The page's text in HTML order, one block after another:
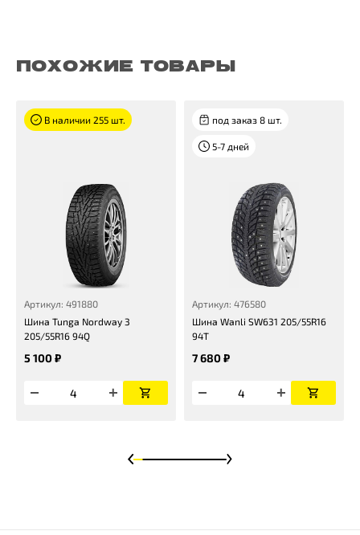
ПОХОЖИЕ ТОВАРЫ
В наличии 255 шт.
Артикул: 491880
Шина Tunga Nordway 3
205/55R16 94Q
5 100 ₽
под заказ 8 шт.
5-7 дней
Артикул: 476580
Шина Wanli SW631 205/55R16
94T
7 680 ₽